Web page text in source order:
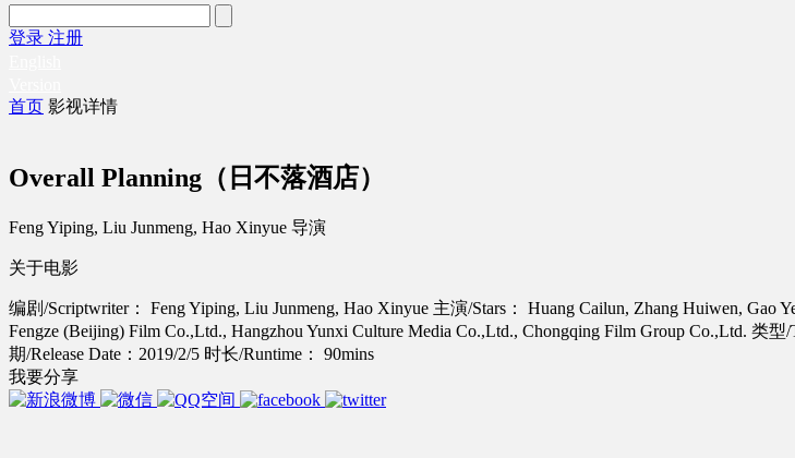
登录 注册
首页 影视详情
Overall Planning（日不落酒店）
Feng Yiping, Liu Junmeng, Hao Xinyue 导演
关于电影
编剧/Scriptwriter： Feng Yiping, Liu Junmeng, Hao Xinyue 主演/Stars： Huang Cailun, Zhang Huiwen, Gao
Fengze (Beijing) Film Co.,Ltd., Hangzhou Yunxi Culture Media Co.,Ltd., Chongqing Film Group Co.,Ltd. 类型/
期/Release Date：2019/2/5 时长/Runtime： 90mins
我要分享